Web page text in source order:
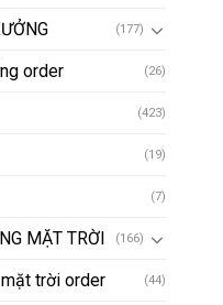
(177)
order (26)
(423)
(19)
(7)
MẶT TRỜI (166)
trời order (44)